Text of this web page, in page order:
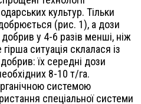
культур. Тільки
(рис. 1), а дози
у 4-6 разів менші, ніж
ситуація склалася із
їх середні дози
8-10 т/га.
системою
спеціальної системи